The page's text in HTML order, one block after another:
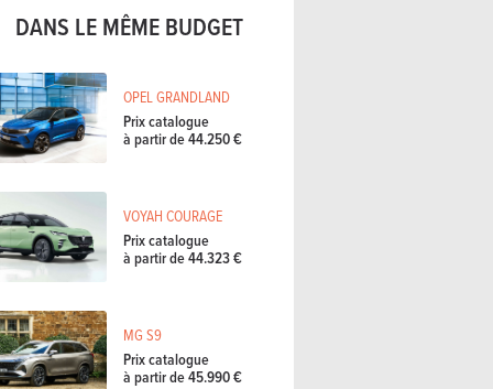
DANS LE MÊME BUDGET
OPEL GRANDLAND
Prix catalogue
à partir de 44.250 €
VOYAH COURAGE
Prix catalogue
à partir de 44.323 €
MG S9
Prix catalogue
à partir de 45.990 €